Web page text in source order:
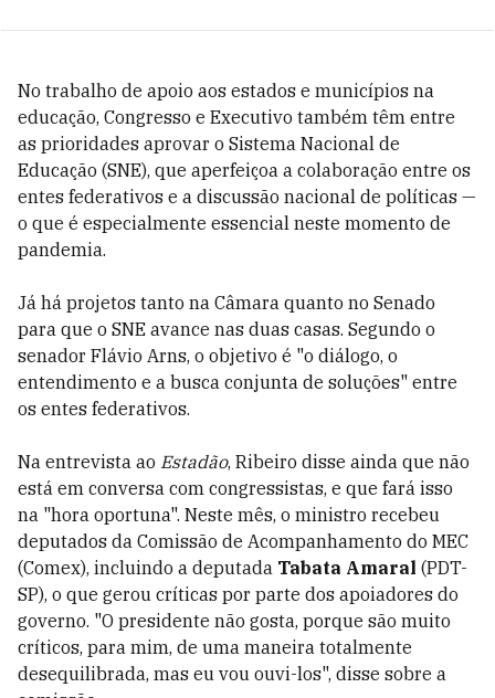
No trabalho de apoio aos estados e municípios na
educação, Congresso e Executivo também têm entre
as prioridades aprovar o Sistema Nacional de
Educação (SNE), que aperfeiçoa a colaboração entre os
entes federativos e a discussão nacional de políticas —
o que é especialmente essencial neste momento de
pandemia.
Já há projetos tanto na Câmara quanto no Senado
para que o SNE avance nas duas casas. Segundo o
senador Flávio Arns, o objetivo é "o diálogo, o
entendimento e a busca conjunta de soluções" entre
os entes federativos.
Na entrevista ao Estadão, Ribeiro disse ainda que não
está em conversa com congressistas, e que fará isso
na "hora oportuna". Neste mês, o ministro recebeu
deputados da Comissão de Acompanhamento do MEC
(Comex), incluindo a deputada Tabata Amaral (PDT-
SP), o que gerou críticas por parte dos apoiadores do
governo. "O presidente não gosta, porque são muito
críticos, para mim, de uma maneira totalmente
desequilibrada, mas eu vou ouvi-los", disse sobre a